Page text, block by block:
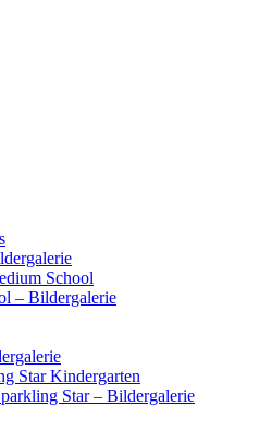
School
– Bildergalerie
Star Kindergarten
Star – Bildergalerie